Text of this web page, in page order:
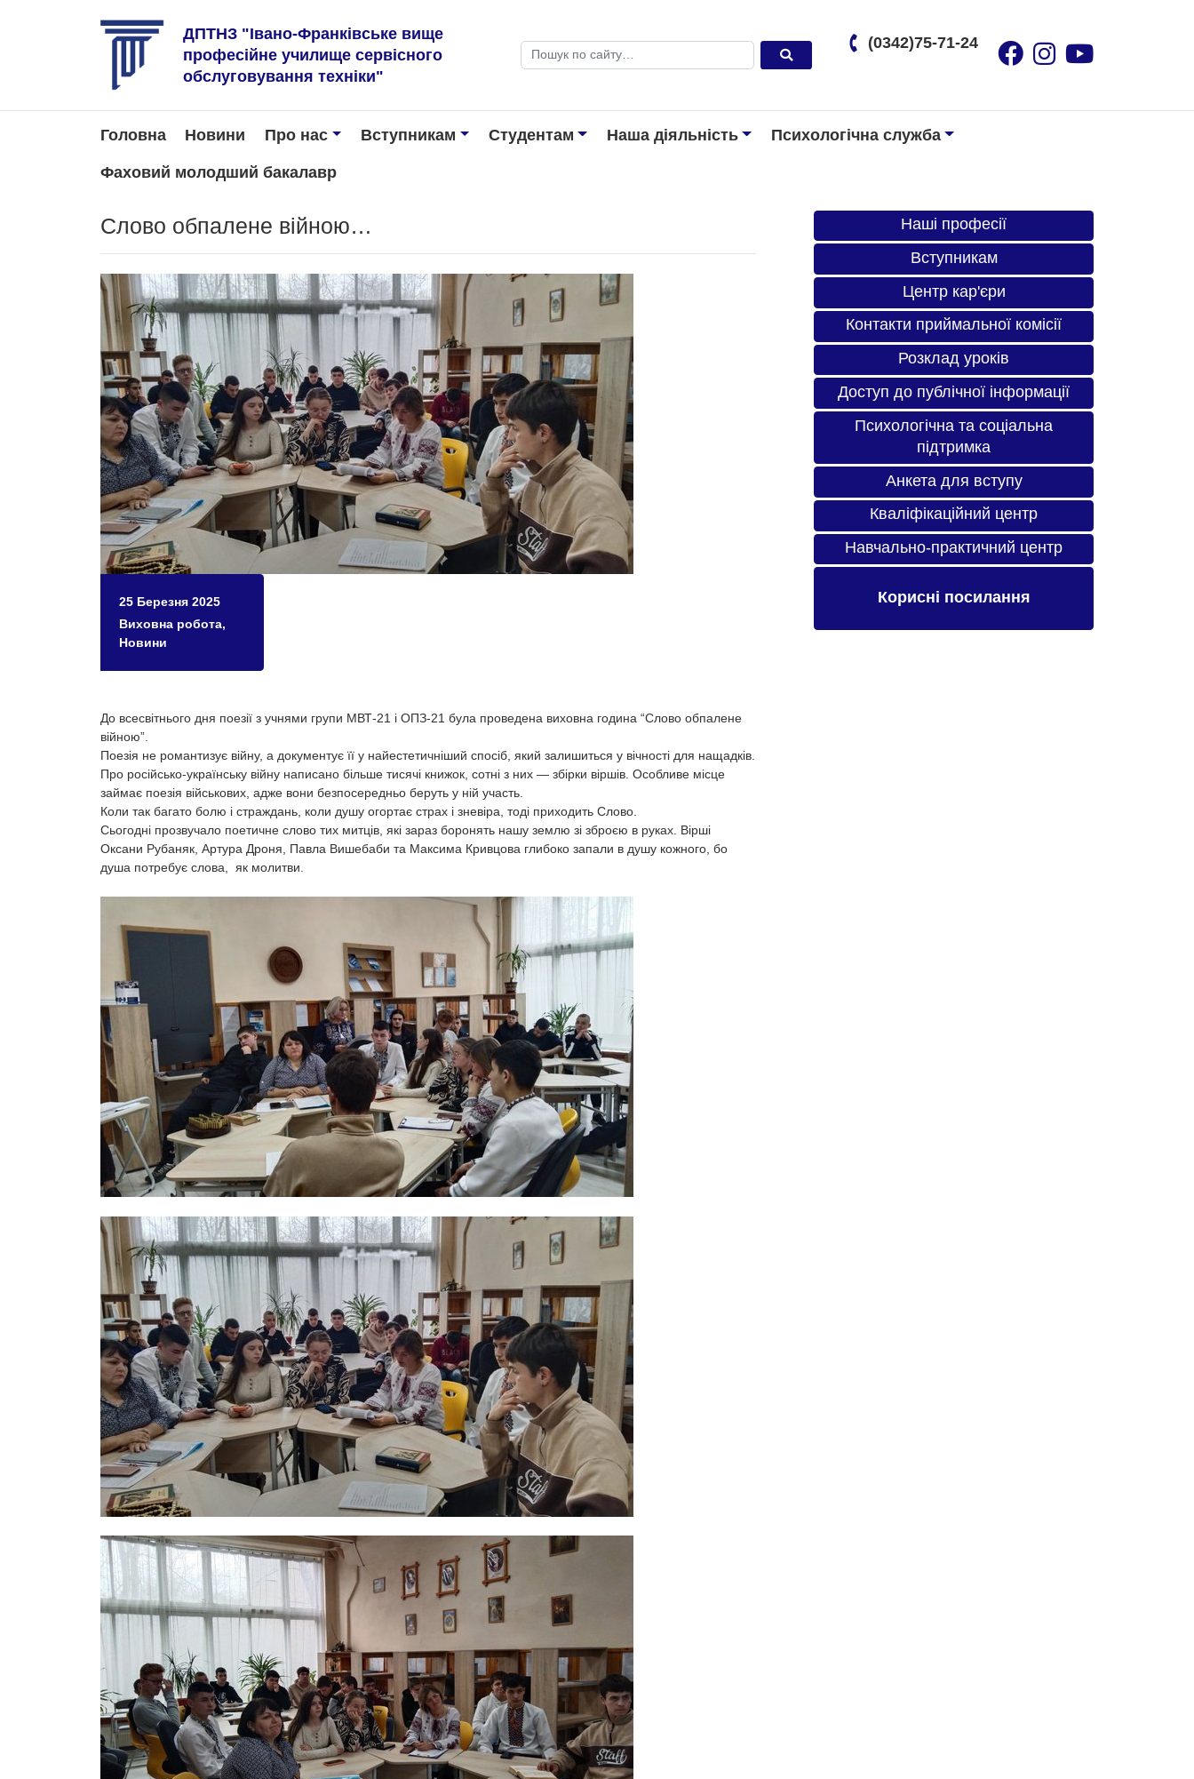
ДПТНЗ "Івано-Франківське вище
професійне училище сервісного
обслуговування техніки"
Пошук (0342)75-71-24
Головна Новини Про нас Вступникам Студентам Наша діяльність Психологічна служба
Фаховий молодший бакалавр
Слово обпалене війною…
25 Березня 2025
Виховна робота,
Новини
До всесвітнього дня поезії з учнями групи МВТ-21 і ОПЗ-21 була проведена виховна година “Слово обпалене
війною”.
Поезія не романтизує війну, а документує її у найестетичніший спосіб, який залишиться у вічності для нащадків.
Про російсько-українську війну написано більше тисячі книжок, сотні з них — збірки віршів. Особливе місце
займає поезія військових, адже вони безпосередньо беруть у ній участь.
Коли так багато болю і страждань, коли душу огортає страх і зневіра, тоді приходить Слово.
Сьогодні прозвучало поетичне слово тих митців, які зараз боронять нашу землю зі зброєю в руках. Вірші
Оксани Рубаняк, Артура Дроня, Павла Вишебаби та Максима Кривцова глибоко запали в душу кожного, бо
душа потребує слова, як молитви.
Наші професії
Вступникам
Центр кар'єри
Контакти приймальної комісії
Розклад уроків
Доступ до публічної інформації
Психологічна та соціальна
підтримка
Анкета для вступу
Кваліфікаційний центр
Навчально-практичний центр
Корисні посилання